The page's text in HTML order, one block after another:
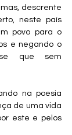
descrente
neste país
povo para o
e negando o
que sem
na poesia
de uma vida
este e pelos